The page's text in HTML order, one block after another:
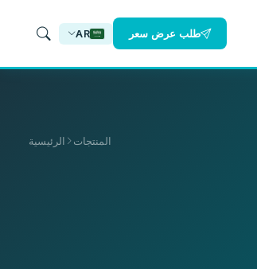
AR طلب عرض سعر
الرئيسية المنتجات